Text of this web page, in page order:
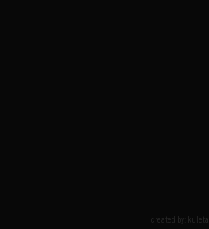
created by: kuleta